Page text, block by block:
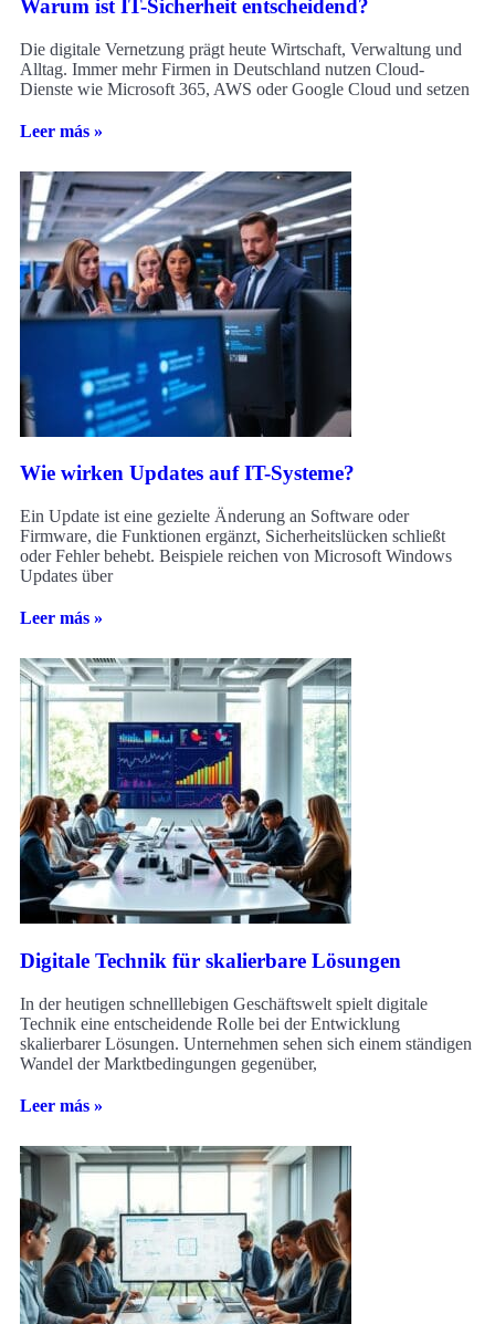
Warum ist IT-Sicherheit entscheidend?
Die digitale Vernetzung prägt heute Wirtschaft, Verwaltung und
Alltag. Immer mehr Firmen in Deutschland nutzen Cloud-
Dienste wie Microsoft 365, AWS oder Google Cloud und setzen
Leer más »
Wie wirken Updates auf IT-Systeme?
Ein Update ist eine gezielte Änderung an Software oder
Firmware, die Funktionen ergänzt, Sicherheitslücken schließt
oder Fehler behebt. Beispiele reichen von Microsoft Windows
Updates über
Leer más »
Digitale Technik für skalierbare Lösungen
In der heutigen schnelllebigen Geschäftswelt spielt digitale
Technik eine entscheidende Rolle bei der Entwicklung
skalierbarer Lösungen. Unternehmen sehen sich einem ständigen
Wandel der Marktbedingungen gegenüber,
Leer más »